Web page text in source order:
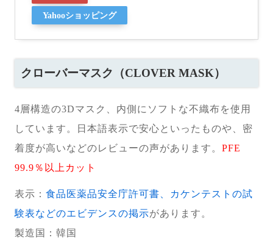
Yahooショッピング
クローバーマスク（CLOVER MASK）
4層構造の3Dマスク、内側にソフトな不織布を使用
しています。日本語表示で安心といったものや、密
着度が高いなどのレビューの声があります。 PFE
99.9％以上カット
表示： 食品医薬品安全庁許可書、カケンテストの試
験表などのエビデンスの掲示があります。
製造国
：韓国